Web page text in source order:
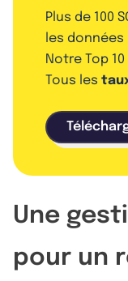
Plus de 100
les données
Notre Top 10
Tous les
Une
pour un